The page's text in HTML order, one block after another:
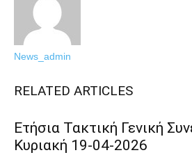
News_admin
RELATED ARTICLES
Ετήσια Τακτική Γενική
Κυριακή 19-04-2026